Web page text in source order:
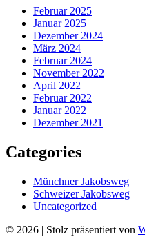
Februar 2025
Januar 2025
Dezember 2024
März 2024
Februar 2024
November 2022
April 2022
Februar 2022
Januar 2022
Dezember 2021
Categories
Münchner Jakobsweg
Schweizer Jakobsweg
Uncategorized
© 2026 | Stolz präsentiert von